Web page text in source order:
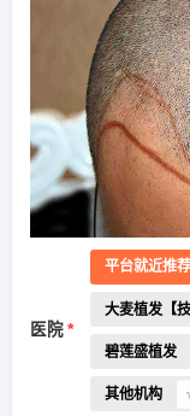
医院
平台就近推
大麦植发【技
碧莲盛植发
其他机构
2026-8-4 河南的胡